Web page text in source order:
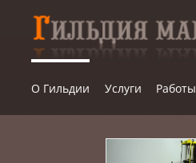
content
О Гильдии Услуги Работы